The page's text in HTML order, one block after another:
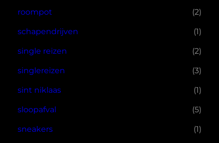
roompot (2)
schapendrijven (1)
single reizen (2)
singlereizen (3)
sint niklaas (1)
sloopafval (5)
sneakers (1)